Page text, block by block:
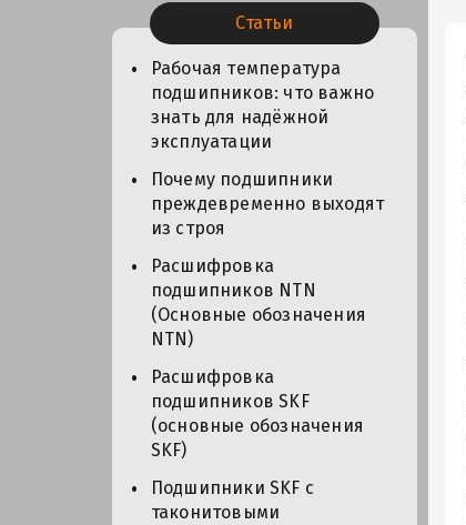
Статьи
Рабочая температура
подшипников: что важно
знать для надёжной
эксплуатации
Почему подшипники
преждевременно выходят
из строя
Расшифровка
подшипников NTN
(Основные обозначения
NTN)
Расшифровка
подшипников SKF
(основные обозначения
SKF)
Подшипники SKF с
таконитовыми